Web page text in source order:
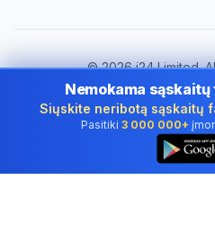
©2026i24 Limited.
Įmonėms
Keisti šalį:
Lithuania
Nemokama
Siųskite neribotą sąskaitų
Pasitiki 3 000 000+